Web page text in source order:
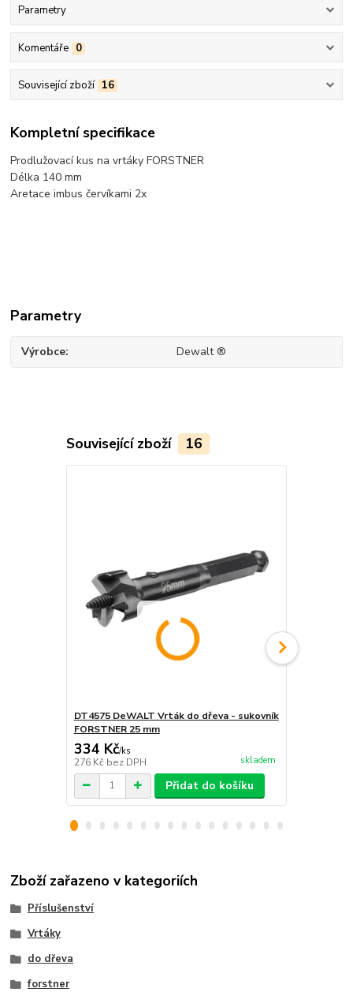
Parametry
Komentáře 0
Související zboží 16
Kompletní specifikace
Prodlužovací kus na vrtáky FORSTNER
Délka 140 mm
Aretace imbus červíkami 2x
Parametry
Výrobce Dewalt ®
Související zboží 16
DT4575 DeWALT Vrták do dřeva - sukovník
FORSTNER 25 mm
334 Kč/ks
276 Kč bez DPH skladem
Přidat do košíku
Zboží zařazeno v kategoriích
Příslušenství
Vrtáky
do dřeva
forstner